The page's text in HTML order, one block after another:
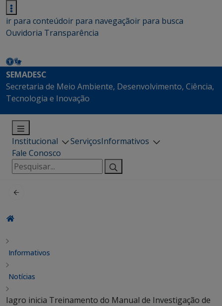
ir para conteúdoir para navegaçãoir para busca
Ouvidoria Transparência
SEMADESC
Secretaria de Meio Ambiente, Desenvolvimento, Ciência,
Tecnologia e Inovação
Institucional ServiçosInformativos
Fale Conosco
Pesquisar
por:
Informativos
Notícias
Iagro inicia Treinamento do Manual de Investigação de